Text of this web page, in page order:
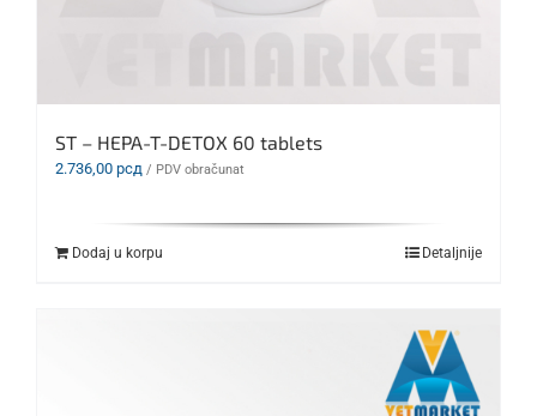
ST – HEPA-T-DETOX 60 tablets
2.736,00 рсд / PDV obračunat
Dodaj u korpu Detaljnije